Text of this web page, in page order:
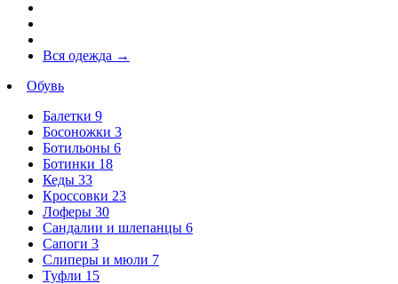
Вся одежда →
Обувь
Балетки 9
Босоножки 3
Ботильоны 6
Ботинки 18
Кеды 33
Кроссовки 23
Лоферы 30
Сандалии и шлепанцы 6
Сапоги 3
Слиперы и мюли 7
Туфли 15